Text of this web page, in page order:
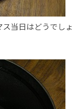
当日はどうでしょ